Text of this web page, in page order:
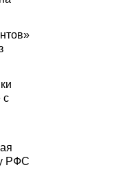
с
РФС